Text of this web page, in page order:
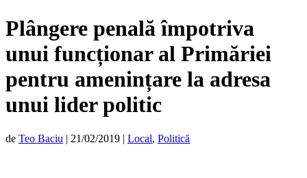
Plângere penală împotriva
unui funcționar al Primăriei
pentru amenințare la adresa
unui lider politic
de Teo Baciu | 21/02/2019 | Local, Politică